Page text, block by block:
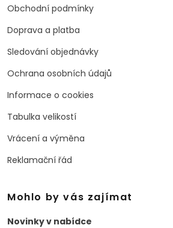
Obchodní podmínky
Doprava a platba
Sledování objednávky
Ochrana osobních údajů
Informace o cookies
Tabulka velikostí
Vrácení a výměna
Reklamační řád
Mohlo by vás zajímat
Novinky v nabídce